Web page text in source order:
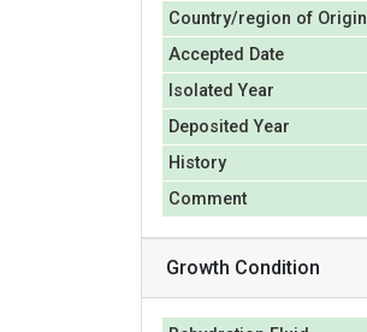
Country/region of Origin
Accepted Date
Isolated Year
Deposited Year
History
Comment
Growth Condition